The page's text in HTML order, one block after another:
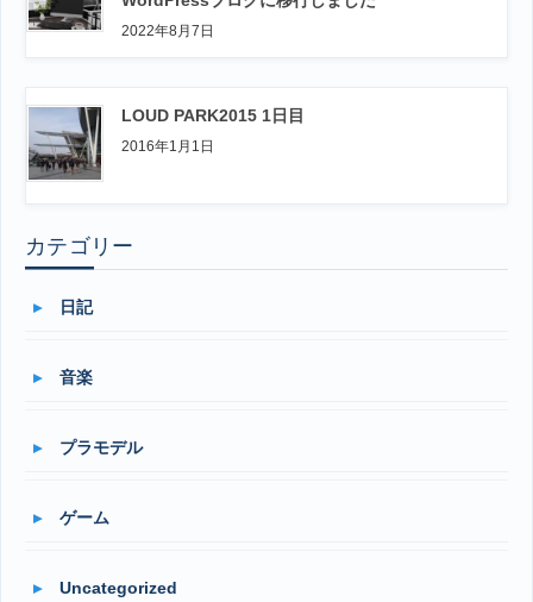
2022年8月7日
LOUD PARK2015 1日目
2016年1月1日
カテゴリー
日記
音楽
プラモデル
ゲーム
Uncategorized